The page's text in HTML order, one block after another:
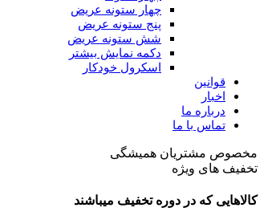
چهار ستونه عریض
پنج ستونه عریض
شش ستونه عریض
دکمه نمایش بیشتر
اسکرول خودکار
قوانین
اخبار
درباره ما
تماس با ما
مخصوص مشتریان همیشگی
تخفیف های ویژه
کالاهایی که در دوره تخفیف میباشند